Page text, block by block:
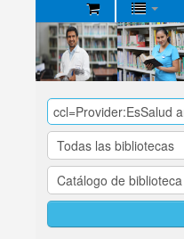
Biblioteca
Central
EsSalud